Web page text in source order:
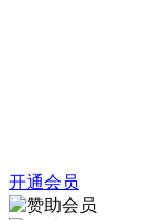
开通会员